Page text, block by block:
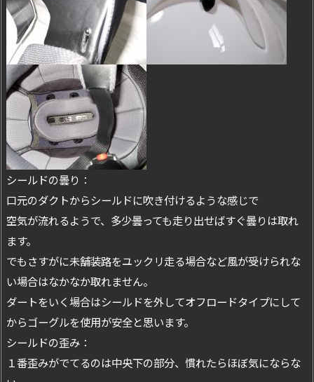
シールドの曇り：
口元のダクトからシールドに吹き付けるような感じで
空気が流れるようで、多少曇っても走り出せばすぐ曇りは取れ
ます。
でもさすがに未舗装路をユックリ走る場合など風が受けられな
い場合はなかなか取れません。
ダートをいく場合はシールドを外してオフロードタイプにして
からゴーグルを使用が安全と思います。
シールドの歪み：
１番歪みがでてるのは中央下の部分、慣れたらほぼ気にならな